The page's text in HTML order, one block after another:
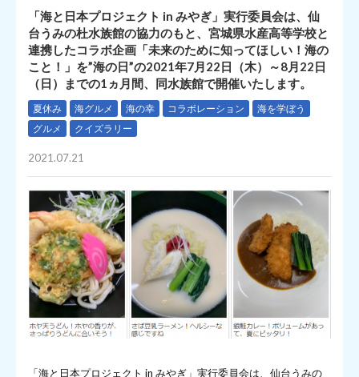
「海と日本プロジェクト in みやぎ」実行委員会は、仙
台うみの杜水族館の協力のもと、宮城県水産高等学校と
連携したコラボ企画「未来のために知ってほしい！海の
こと！」を”海の日”の2021年7月22日（木）～8月22日
（日）までの1ヵ月間、同水族館で開催いたします。
夏休み 海グルメ 海の幸 コラボレーション
海を学ぼう
グルメ
クイズラリー
2021.07.21
「海と日本プロジェクト in みやぎ」実行委員会は、仙台うみの